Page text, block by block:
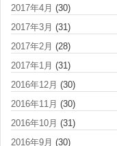
2017年4月 (30)
2017年3月 (31)
2017年2月 (28)
2017年1月 (31)
2016年12月 (30)
2016年11月 (30)
2016年10月 (31)
2016年9月 (30)